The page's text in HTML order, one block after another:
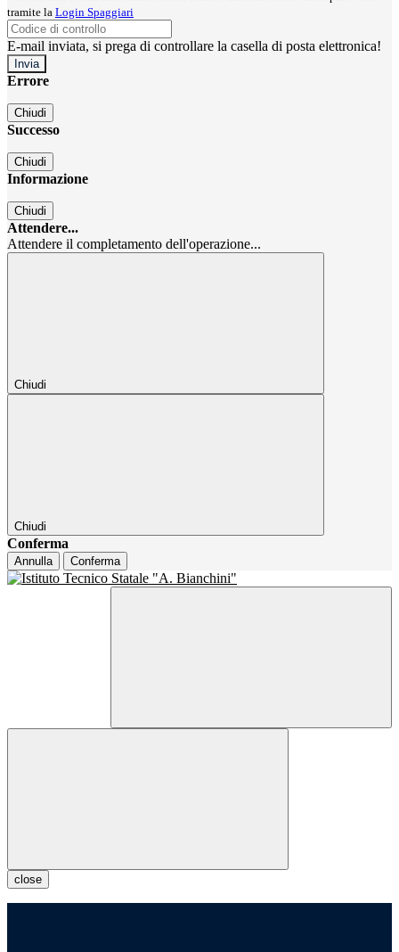
tramite la Login Spaggiari
E-mail inviata, si prega di controllare la casella di posta elettronica!
Errore
Chiudi
Successo
Chiudi
Informazione
Chiudi
Attendere...
Attendere il completamento dell'operazione...
Chiudi
Chiudi
Conferma
Annulla Conferma
close